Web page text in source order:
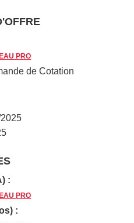
PRO
de Cotation
:
PRO
: